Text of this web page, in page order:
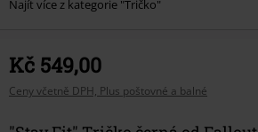
Najít více z kategorie "Tričko"
Kč 549,00
Ceny včetně DPH, Plus poštovné a balné